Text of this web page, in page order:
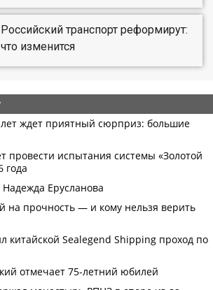
Российский транспорт реформирут:
что изменится